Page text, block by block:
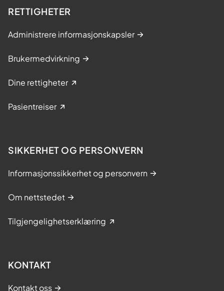
RETTIGHETER
Administrere informasjonskapsler
Brukermedvirkning
Dine rettigheter
Pasientreiser
SIKKERHET OG PERSONVERN
Informasjonssikkerhet og personvern
Om nettstedet
Tilgjengelighetserklæring
KONTAKT
Kontakt oss